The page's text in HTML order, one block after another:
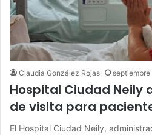
Claudia González Rojas
Hospital Ciudad Neily
de visita para
El Hospital Ciudad Neily,